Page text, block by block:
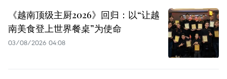
《越南顶级主厨2026》回归：以“让越
南美食登上世界餐桌”为使命
03/08/2026 04:08